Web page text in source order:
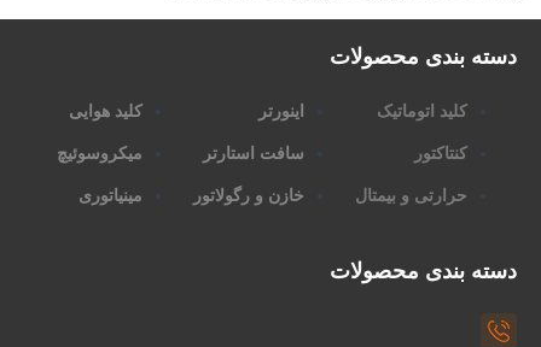
بندی محصولات
کلید اتوماتیک
کنتاکتور
حرارتی و بیمتال
اینورتر
سافت استارتر
خازن و رگولاتور
کلید هوایی
میکروسوئیچ
مینیاتوری
بندی محصولات